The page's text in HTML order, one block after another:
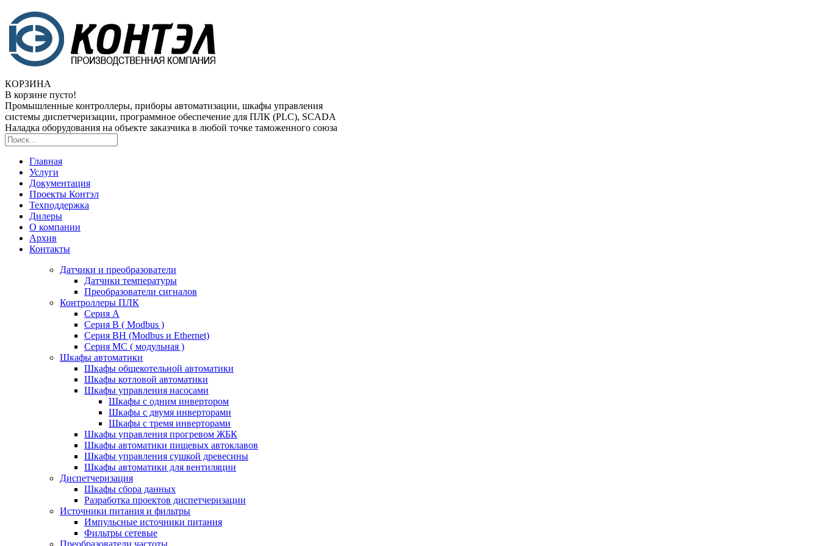
КОРЗИНА
В корзине пусто!
Промышленные контроллеры, приборы автоматизации, шкафы управления
системы диспетчеризации, программное обеспечение для ПЛК (PLC), SCADA
Наладка оборудования на объекте заказчика в любой точке таможенного союза
Главная
Услуги
Документация
Проекты Контэл
Техподдержка
Дилеры
О компании
Архив
Контакты
Датчики и преобразователи
Датчики температуры
Преобразователи сигналов
Контроллеры ПЛК
Серия A
Серия В ( Modbus )
Серия BH (Modbus и Ethernet)
Серия MC ( модульная )
Шкафы автоматики
Шкафы общекотельной автоматики
Шкафы котловой автоматики
Шкафы управления насосами
Шкафы с одним инвертором
Шкафы с двумя инверторами
Шкафы с тремя инверторами
Шкафы управления прогревом ЖБК
Шкафы автоматики пищевых автоклавов
Шкафы управления сушкой древесины
Шкафы автоматики для вентиляции
Диспетчеризация
Шкафы сбора данных
Разработка проектов диспетчеризации
Источники питания и фильтры
Импульсные источники питания
Фильтры сетевые
Преобразователи частоты